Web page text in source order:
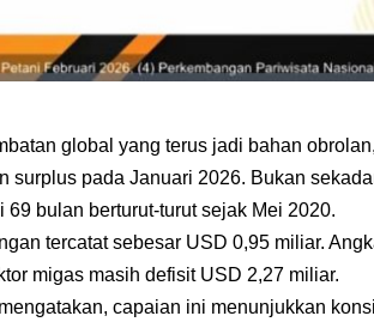
global yang terus jadi bahan
surplus pada Januari 2026. Bukan
bulan berturut-turut sejak Mei 2020.
tercatat sebesar USD 0,95 miliar.
migas masih defisit USD 2,27 miliar.
capaian ini menunjukkan